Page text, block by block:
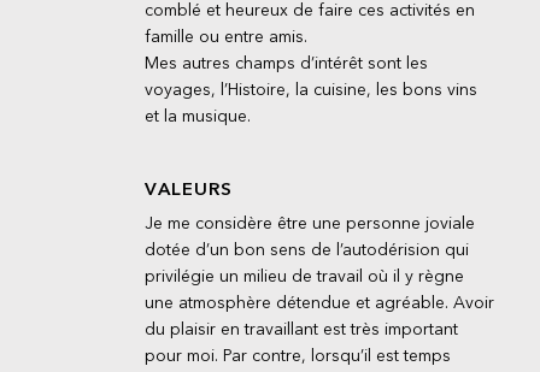
comblé et heureux de faire ces activités en
famille ou entre amis.
Mes autres champs d’intérêt sont les
voyages, l’Histoire, la cuisine, les bons vins
et la musique.
VALEURS
Je me considère être une personne joviale
dotée d’un bon sens de l’autodérision qui
privilégie un milieu de travail où il y règne
une atmosphère détendue et agréable. Avoir
du plaisir en travaillant est très important
pour moi. Par contre, lorsqu’il est temps